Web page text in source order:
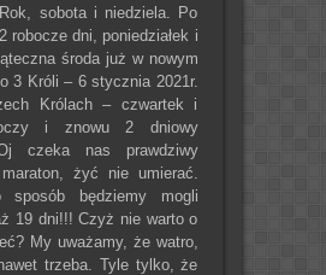
sobota i niedziela. Po
robocze dni, poniedziałek i
środa już w nowym
3 Króli – 6 stycznia 2021r.
Królach – czwartek i
i znowu 2 dniowy
czeka nas prawdziwy
żyć nie umierać.
będziemy mogli
19 dni!!! Czyż nie warto o
My uważamy, że watro,
trzeba. Tyle tylko, że